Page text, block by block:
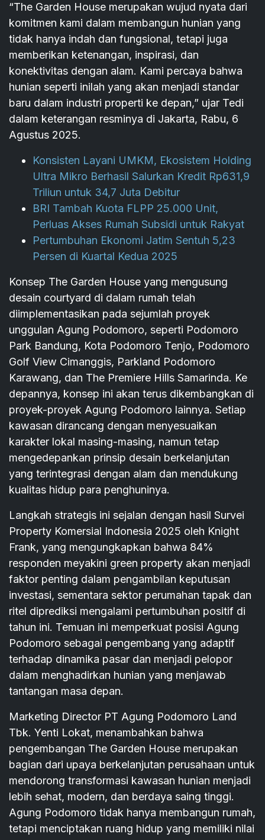
“The Garden House merupakan wujud nyata dari
komitmen kami dalam membangun hunian yang
tidak hanya indah dan fungsional, tetapi juga
memberikan ketenangan, inspirasi, dan
konektivitas dengan alam. Kami percaya bahwa
hunian seperti inilah yang akan menjadi standar
baru dalam industri properti ke depan,” ujar Tedi
dalam keterangan resminya di Jakarta, Rabu, 6
Agustus 2025.
Konsisten Layani UMKM, Ekosistem Holding
Ultra Mikro Berhasil Salurkan Kredit Rp631,9
Triliun untuk 34,7 Juta Debitur
BRI Tambah Kuota FLPP 25.000 Unit,
Perluas Akses Rumah Subsidi untuk Rakyat
Pertumbuhan Ekonomi Jatim Sentuh 5,23
Persen di Kuartal Kedua 2025
Konsep The Garden House yang mengusung
desain courtyard di dalam rumah telah
diimplementasikan pada sejumlah proyek
unggulan Agung Podomoro, seperti Podomoro
Park Bandung, Kota Podomoro Tenjo, Podomoro
Golf View Cimanggis, Parkland Podomoro
Karawang, dan The Premiere Hills Samarinda. Ke
depannya, konsep ini akan terus dikembangkan di
proyek-proyek Agung Podomoro lainnya. Setiap
kawasan dirancang dengan menyesuaikan
karakter lokal masing-masing, namun tetap
mengedepankan prinsip desain berkelanjutan
yang terintegrasi dengan alam dan mendukung
kualitas hidup para penghuninya.
Langkah strategis ini sejalan dengan hasil Survei
Property Komersial Indonesia 2025 oleh Knight
Frank, yang mengungkapkan bahwa 84%
responden meyakini green property akan menjadi
faktor penting dalam pengambilan keputusan
investasi, sementara sektor perumahan tapak dan
ritel diprediksi mengalami pertumbuhan positif di
tahun ini. Temuan ini memperkuat posisi Agung
Podomoro sebagai pengembang yang adaptif
terhadap dinamika pasar dan menjadi pelopor
dalam menghadirkan hunian yang menjawab
tantangan masa depan.
Marketing Director PT Agung Podomoro Land
Tbk. Yenti Lokat, menambahkan bahwa
pengembangan The Garden House merupakan
bagian dari upaya berkelanjutan perusahaan untuk
mendorong transformasi kawasan hunian menjadi
lebih sehat, modern, dan berdaya saing tinggi.
Agung Podomoro tidak hanya membangun rumah,
tetapi menciptakan ruang hidup yang memiliki nilai